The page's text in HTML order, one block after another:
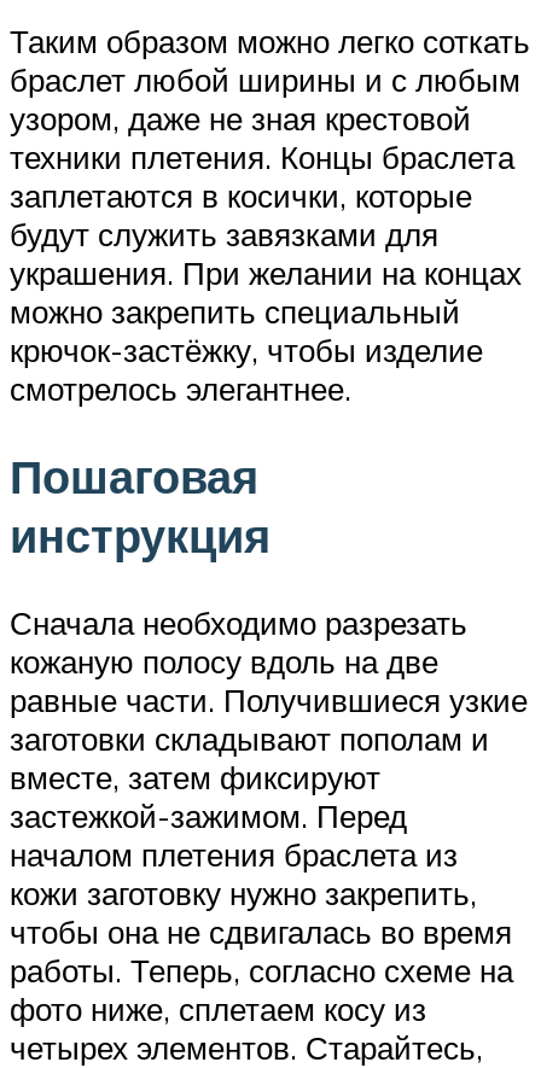
Таким образом можно легко соткать
браслет любой ширины и с любым
узором, даже не зная крестовой
техники плетения. Концы браслета
заплетаются в косички, которые
будут служить завязками для
украшения. При желании на концах
можно закрепить специальный
крючок-застёжку, чтобы изделие
смотрелось элегантнее.
Пошаговая
инструкция
Сначала необходимо разрезать
кожаную полосу вдоль на две
равные части. Получившиеся узкие
заготовки складывают пополам и
вместе, затем фиксируют
застежкой-зажимом. Перед
началом плетения браслета из
кожи заготовку нужно закрепить,
чтобы она не сдвигалась во время
работы. Теперь, согласно схеме на
фото ниже, сплетаем косу из
четырех элементов. Старайтесь,